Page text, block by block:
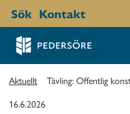
Sök Kontakt
Aktuellt
Tävling: Offentlig
16.6.2026